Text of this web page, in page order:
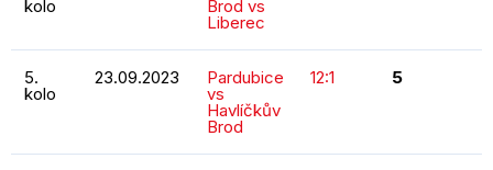
kolo Brod vs
Liberec
5.
kolo
23.09.2023 Pardubice
vs
Havlíčkův
Brod
12:1 5